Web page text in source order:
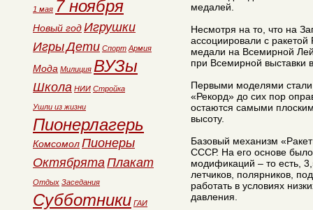
медалей.
Несмотря на то, что на
ассоциировали с
медали на Всемирной
при Всемирной выставки
Первыми моделями
«Рекорд» до сих пор
остаются самыми
высоту.
Базовый механизм
СССР. На его основе
модификаций – то есть,
летчиков, полярников,
работать в условиях
давления.
1 мая 7 ноября
Новый годИгрушки
ИгрыДети Спорт Армия
Мода Милиция ВУЗы
Школа НИИ Стройка
Ушли из жизни
Пионерлагерь
КомсомолПионеры
ОктябрятаПлакат
Отдых Заседания
Субботники ГАИ